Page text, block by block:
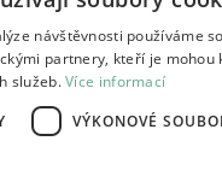
návštěvnosti používáme
partnery, kteří je
služeb.Více informací
VÝKONOVÉ